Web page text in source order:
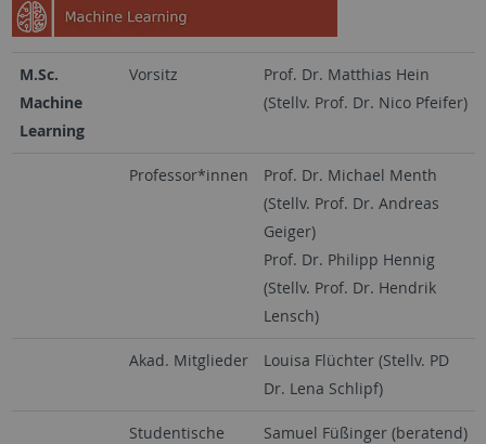
M.Sc.
Machine
Learning
Vorsitz
Prof. Dr. Matthias Hein
(Stellv. Prof. Dr. Nico Pfeifer)
Professor*innen
Prof. Dr. Michael Menth
(Stellv. Prof. Dr. Andreas
Geiger)
Prof. Dr. Philipp Hennig
(Stellv. Prof. Dr. Hendrik
Lensch)
Akad. Mitglieder
Louisa Flüchter (Stellv. PD
Dr. Lena Schlipf)
Studentische
Samuel Füßinger (beratend)